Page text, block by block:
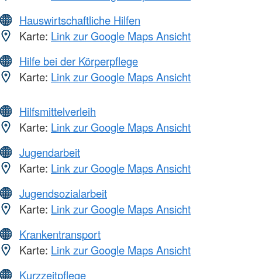
Hauswirtschaftliche Hilfen
Karte: Link zur Google Maps Ansicht
Hilfe bei der Körperpflege
Karte: Link zur Google Maps Ansicht
Hilfsmittelverleih
Karte: Link zur Google Maps Ansicht
Jugendarbeit
Karte: Link zur Google Maps Ansicht
Jugendsozialarbeit
Karte: Link zur Google Maps Ansicht
Krankentransport
Karte: Link zur Google Maps Ansicht
Kurzzeitpflege